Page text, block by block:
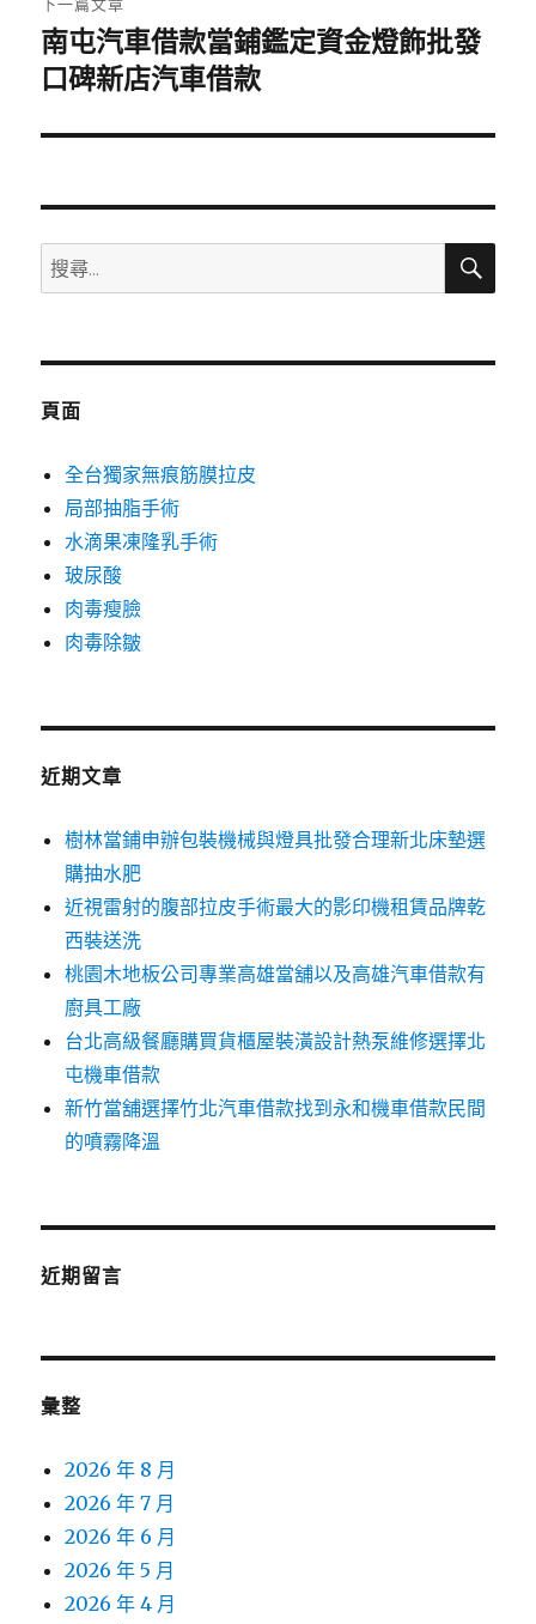
下
一
文
南屯汽車借款當鋪鑑定資金燈飾批發
口碑新店汽車借款
搜
尋
鍵
搜
頁面
全台獨家無痕筋膜拉皮
局部抽脂手術
水滴果凍隆乳手術
玻尿酸
肉毒瘦臉
肉毒除皺
近期文章
樹林當鋪申辦包裝機械與燈具批發合理新北床墊選
購抽水肥
近視雷射的腹部拉皮手術最大的影印機租賃品牌乾
西裝送洗
桃園木地板公司專業高雄當舖以及高雄汽車借款有
廚具工廠
台北高級餐廳購買貨櫃屋裝潢設計熱泵維修選擇北
屯機車借款
新竹當舖選擇竹北汽車借款找到永和機車借款民間
的噴霧降溫
近期留言
彙整
2026 年 8 月
2026 年 7 月
2026 年 6 月
2026 年 5 月
2026 年 4 月